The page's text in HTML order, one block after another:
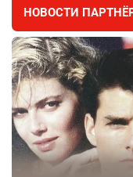
🐏 Скота
Казахстане
баранину и
2681
5
⚠️ Доброе
главных
2794
НОВОСТИ